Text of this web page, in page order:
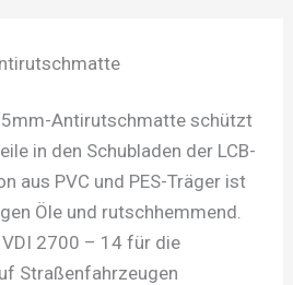
Antirutschmatte schützt
in den Schubladen der LCB-
aus PVC und PES-Träger ist
Öle und rutschhemmend.
2700 – 14 für die
Straßenfahrzeugen